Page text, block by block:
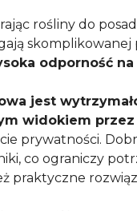
rośliny do
skomplikowanej
odporność
jest
widokiem przez
prywatności.
co ograniczy
praktyczne